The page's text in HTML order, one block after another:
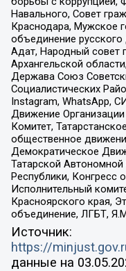
Навального, Совет
Краснодара, Мужское
объединение
Адат, Народный совет
Архангельской
Держава Союз
Социалистических
Instagram, WhatsApp,
Движение
Комитет,
общественное
Демократическое
Татарской
Республики, Конгресс
Исполнительный
Красноярского края,
объединение, ЛГБТ,
Источник:
https://
данные на